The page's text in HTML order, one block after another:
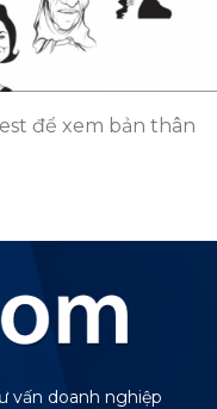
để xem bản thân
vấn doanh nghiệp